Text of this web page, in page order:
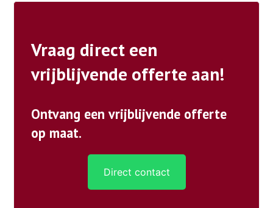
Vraag direct een
vrijblijvende offerte aan!
Ontvang een vrijblijvende offerte
op maat.
Direct contact